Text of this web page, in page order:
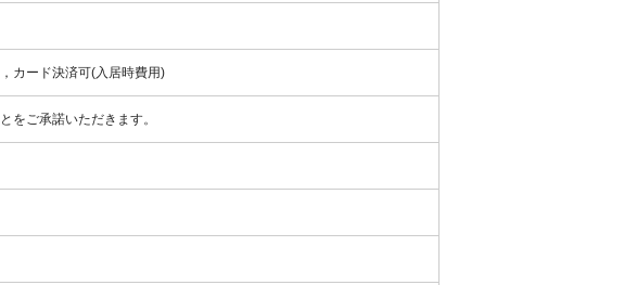
カード決済可(入居時費用)
をご承諾いただきます。